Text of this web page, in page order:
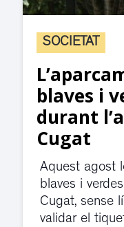
SOCIETAT
blaves i
durant
Cugat
Aquest agost
blaves i
Cugat, sense
validar el